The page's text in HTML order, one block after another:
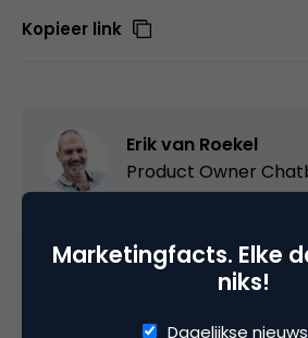
Kopieer link
Erik van Roekel
Product Owner
diverse internetprojecten in de
dienstverlening. Passie voor
Marketingfacts. Elke
niks!
Dagelijkse